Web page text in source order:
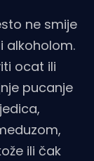
ne smije
alkoholom.
ocat ili
pucanje
ili čak